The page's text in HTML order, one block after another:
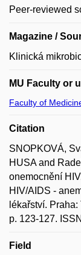
Peer-reviewed
Magazine /
Klinická
MU Faculty or
Faculty of
Citation
SNOPKOVÁ,
HUSA and
onemocnění
HIV/AIDS -
lékařství.
p. 123-127.
Field